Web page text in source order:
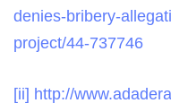
denies-bribery-
project/44-737746
[ii] http://